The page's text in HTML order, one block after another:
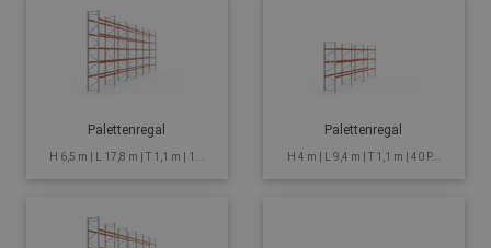
Palettenregal
H 6,5 m | L 17,8 m | T 1,1 m | 1...
Palettenregal
H 4 m | L 9,4 m | T 1,1 m | 40 P...